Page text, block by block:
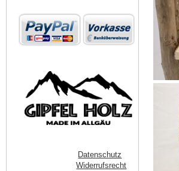
Datenschutz
Widerrufsrecht